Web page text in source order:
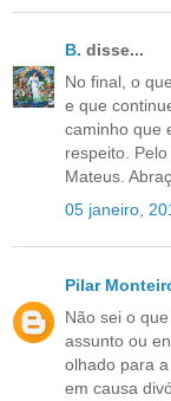
B. disse...
No final, o
e que
caminho que
respeito.
Mateus.
05 janeiro,
Pilar
Não sei o
assunto ou
olhado para
em causa